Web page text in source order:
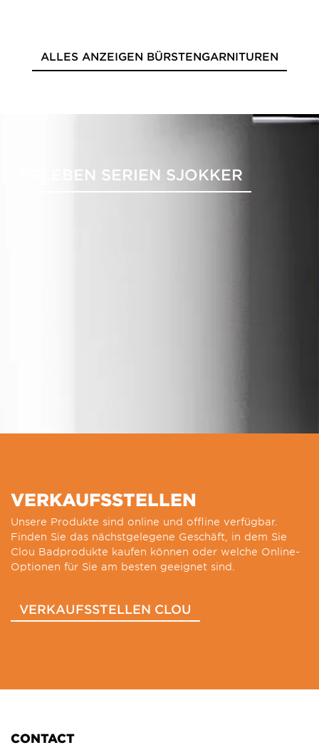
ALLES ANZEIGEN BÜRSTENGARNITUREN
ERLEBEN SERIEN SJOKKER
VERKAUFSSTELLEN
Unsere Produkte sind online und offline verfügbar.
Finden Sie das nächstgelegene Geschäft, in dem Sie
Clou Badprodukte kaufen können oder welche Online-
Optionen für Sie am besten geeignet sind.
VERKAUFSSTELLEN CLOU
CONTACT